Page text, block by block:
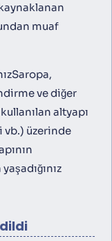
muaf
ve diğer
altyapı
vb.) üzerinde